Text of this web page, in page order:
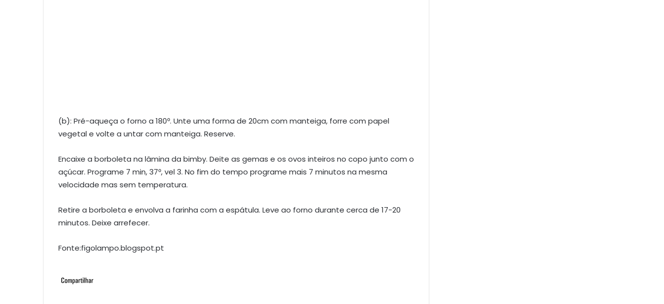
(b): Pré-aqueça o forno a 180º. Unte uma forma de 20cm com manteiga, forre com papel
vegetal e volte a untar com manteiga. Reserve.
Encaixe a borboleta na lâmina da bimby. Deite as gemas e os ovos inteiros no copo junto com o
açúcar. Programe 7 min, 37º, vel 3. No fim do tempo programe mais 7 minutos na mesma
velocidade mas sem temperatura.
Retire a borboleta e envolva a farinha com a espátula. Leve ao forno durante cerca de 17-20
minutos. Deixe arrefecer.
Fonte:figolampo.blogspot.pt